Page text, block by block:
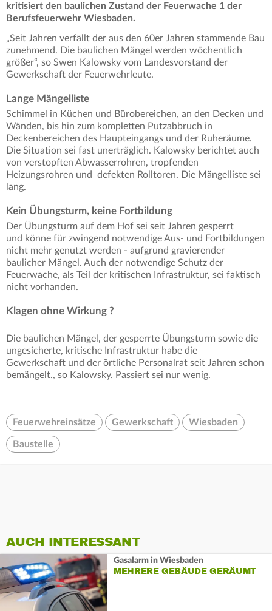
kritisiert den baulichen Zustand der Feuerwache 1 der
Berufsfeuerwehr Wiesbaden.
„Seit Jahren verfällt der aus den 60er Jahren stammende Bau
zunehmend. Die baulichen Mängel werden wöchentlich
größer“, so Swen Kalowsky vom Landesvorstand der
Gewerkschaft der Feuerwehrleute.
Lange Mängelliste
Schimmel in Küchen und Bürobereichen, an den Decken und
Wänden, bis hin zum kompletten Putzabbruch in
Deckenbereichen des Haupteingangs und der Ruheräume.
Die Situation sei fast unerträglich. Kalowsky berichtet auch
von verstopften Abwasserrohren, tropfenden
Heizungsrohren und defekten Rolltoren. Die Mängelliste sei
lang.
Kein Übungsturm, keine Fortbildung
Der Übungsturm auf dem Hof sei seit Jahren gesperrt
und könne für zwingend notwendige Aus- und Fortbildungen
nicht mehr genutzt werden - aufgrund gravierender
baulicher Mängel. Auch der notwendige Schutz der
Feuerwache, als Teil der kritischen Infrastruktur, sei faktisch
nicht vorhanden.
Klagen ohne Wirkung ?
Die baulichen Mängel, der gesperrte Übungsturm sowie die
ungesicherte, kritische Infrastruktur habe die
Gewerkschaft und der örtliche Personalrat seit Jahren schon
bemängelt., so Kalowsky. Passiert sei nur wenig.
Feuerwehreinsätze Gewerkschaft Wiesbaden
Baustelle
AUCH INTERESSANT
Gasalarm in Wiesbaden
MEHRERE GEBÄUDE GERÄUMT